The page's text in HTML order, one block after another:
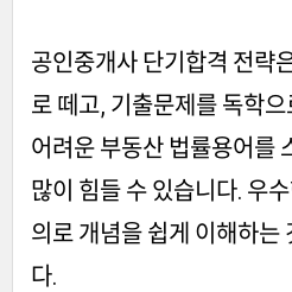
공인중개사 단기합격 전략
로 떼고, 기출문제를 독학
어려운 부동산 법률용어를
많이 힘들 수 있습니다. 우
의로 개념을 쉽게 이해하는
다.